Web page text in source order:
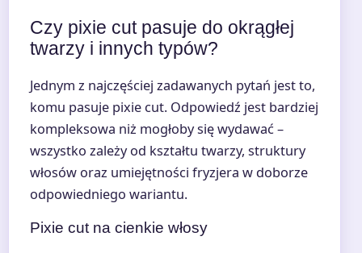
Czy pixie cut pasuje do okrągłej
twarzy i innych typów?
Jednym z najczęściej zadawanych pytań jest to,
komu pasuje pixie cut. Odpowiedź jest bardziej
kompleksowa niż mogłoby się wydawać –
wszystko zależy od kształtu twarzy, struktury
włosów oraz umiejętności fryzjera w doborze
odpowiedniego wariantu.
Pixie cut na cienkie włosy